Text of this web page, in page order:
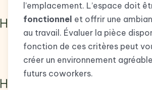
l’emplacement. L’espace doit
fonctionnel et offrir une
au travail. Évaluer la pièce
fonction de ces critères peut
créer un environnement
futurs coworkers.